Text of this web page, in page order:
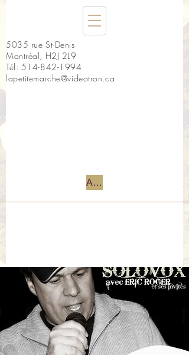
5035 rue St-Denis
Montréal, H2J 2L9
Tél: 514-842-1994
lapetitemarche@videotron.ca
Accueil